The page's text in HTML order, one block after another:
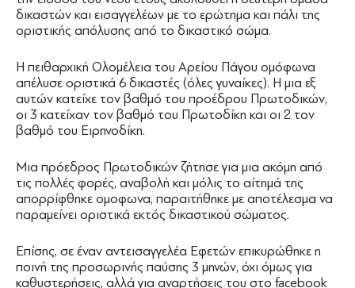
δικαστών και εισαγγελέων με το ερώτημα και πάλι της
οριστικής απόλυσης από το δικαστικό σώμα.
Η πειθαρχική Ολομέλεια του Αρείου Πάγου ομόφωνα
απέλυσε οριστικά 6 δικαστές (όλες γυναίκες). Η μια εξ
αυτών κατείχε τον βαθμό του προέδρου Πρωτοδικών,
οι 3 κατείχαν τον βαθμό του Πρωτοδίκη και οι 2 τον
βαθμό του Ειρηνοδίκη.
Μια πρόεδρος Πρωτοδικών ζήτησε για μια ακόμη από
τις πολλές φορές, αναβολή και μόλις το αίτημά της
απορρίφθηκε ομοφωνα, παραιτήθηκε με αποτέλεσμα να
παραμείνει οριστικά εκτός δικαστικού σώματος.
Επίσης, σε έναν αντεισαγγελέα Εφετών επικυρώθηκε η
ποινή της προσωρινής παύσης 3 μηνών, όχι όμως για
καθυστερήσεις, αλλά για αναρτήσεις του στο facebook